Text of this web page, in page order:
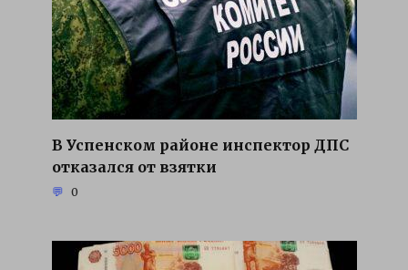
В Успенском районе инспектор ДПС
отказался от взятки
0